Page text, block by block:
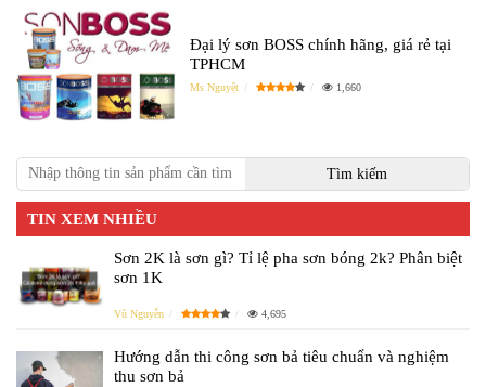
Đại lý sơn BOSS chính hãng, giá rẻ tại
TPHCM
Ms Nguyệt 1,660
TIN XEM NHIỀU
Sơn 2K là sơn gì? Tỉ lệ pha sơn bóng 2k? Phân biệt
sơn 1K
Vũ Nguyễn 4,695
Hướng dẫn thi công sơn bả tiêu chuẩn và nghiệm
thu sơn bả